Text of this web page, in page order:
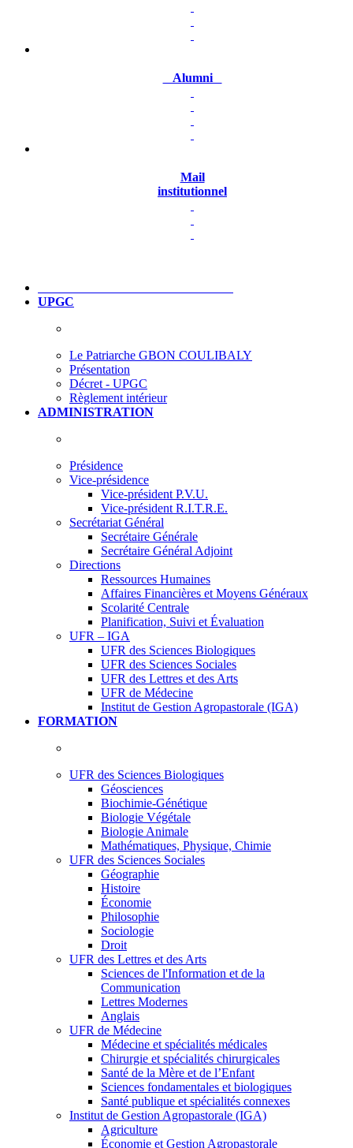
Alumni
Mail
institutionnel
UPGC
Le Patriarche GBON COULIBALY
Présentation
Décret - UPGC
Règlement intérieur
ADMINISTRATION
Présidence
Vice-présidence
Vice-président P.V.U.
Vice-président R.I.T.R.E.
Secrétariat Général
Secrétaire Générale
Secrétaire Général Adjoint
Directions
Ressources Humaines
Affaires Financières et Moyens Généraux
Scolarité Centrale
Planification, Suivi et Évaluation
UFR – IGA
UFR des Sciences Biologiques
UFR des Sciences Sociales
UFR des Lettres et des Arts
UFR de Médecine
Institut de Gestion Agropastorale (IGA)
FORMATION
UFR des Sciences Biologiques
Géosciences
Biochimie-Génétique
Biologie Végétale
Biologie Animale
Mathématiques, Physique, Chimie
UFR des Sciences Sociales
Géographie
Histoire
Économie
Philosophie
Sociologie
Droit
UFR des Lettres et des Arts
Sciences de l'Information et de la
Communication
Lettres Modernes
Anglais
UFR de Médecine
Médecine et spécialités médicales
Chirurgie et spécialités chirurgicales
Santé de la Mère et de l’Enfant
Sciences fondamentales et biologiques
Santé publique et spécialités connexes
Institut de Gestion Agropastorale (IGA)
Agriculture
Économie et Gestion Agropastorale